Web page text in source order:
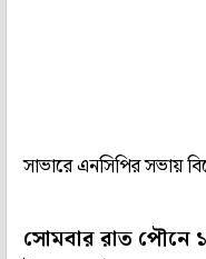
সাভারে এনসিপির সভায়
সোমবার রাত পৌনে